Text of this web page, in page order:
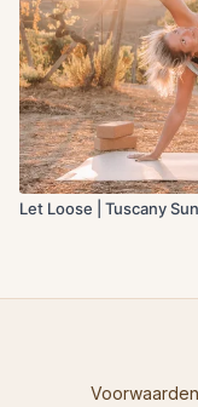
Let Loose | Tuscany
Voorwaarden